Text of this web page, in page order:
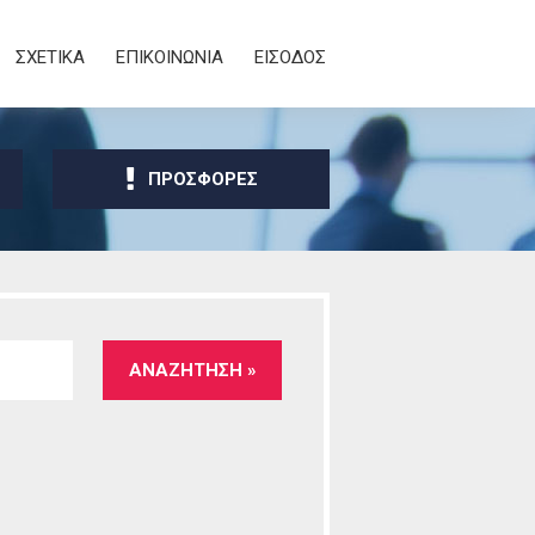
ΣΧΕΤΙΚΑ ΕΠΙΚΟΙΝΩΝΙΑ ΕΙΣΟΔΟΣ
ΠΡΟΣΦΟΡΕΣ